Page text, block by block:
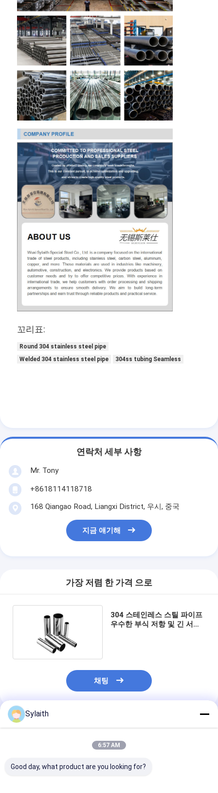
꼬리표:
Round 304 stainless steel pipe
Welded 304 stainless steel pipe
304ss tubing Seamless
연락처 세부 사항
Mr. Tony
+8618114118718
168 Qiangao Road, Liangxi District, 우시, 중국
지금 얘기해
가장 저렴 한 가격 으로
304 스테인레스 스틸 파이프
우수한 부식 저항 및 긴 서비
채팅
추천된 제품
Sylaith
6:57 AM
Good day, what product are you looking for?